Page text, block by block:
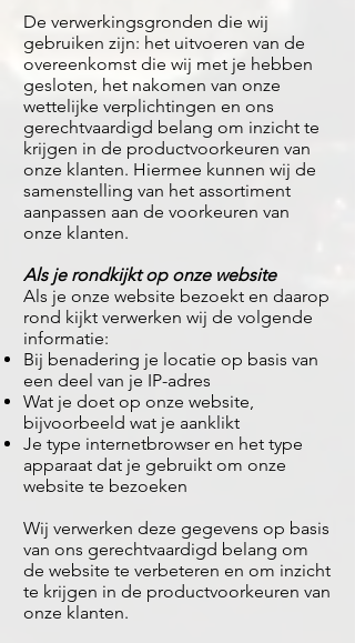
De verwerkingsgronden die wij
gebruiken zijn: het uitvoeren van de
overeenkomst die wij met je hebben
gesloten, het nakomen van onze
wettelijke verplichtingen en ons
gerechtvaardigd belang om inzicht te
krijgen in de productvoorkeuren van
onze klanten. Hiermee kunnen wij de
samenstelling van het assortiment
aanpassen aan de voorkeuren van
onze klanten.
Als je rondkijkt op onze website
Als je onze website bezoekt en daarop
rond kijkt verwerken wij de volgende
informatie:
Bij benadering je locatie op basis van
een deel van je IP-adres
Wat je doet op onze website,
bijvoorbeeld wat je aanklikt
Je type internetbrowser en het type
apparaat dat je gebruikt om onze
website te bezoeken
Wij verwerken deze gegevens op basis
van ons gerechtvaardigd belang om
de website te verbeteren en om inzicht
te krijgen in de productvoorkeuren van
onze klanten.